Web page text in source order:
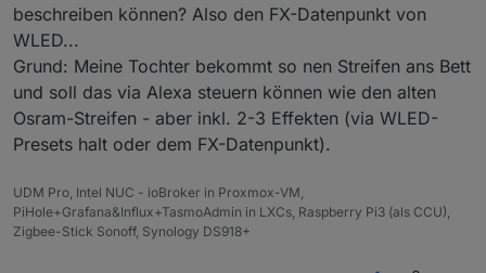
beschreiben können? Also den FX-Datenpunkt von
WLED...
Grund: Meine Tochter bekommt so nen Streifen ans Bett
und soll das via Alexa steuern können wie den alten
Osram-Streifen - aber inkl. 2-3 Effekten (via WLED-
Presets halt oder dem FX-Datenpunkt).
UDM Pro, Intel NUC - ioBroker in Proxmox-VM,
PiHole+Grafana&Influx+TasmoAdmin in LXCs, Raspberry Pi3 (als CCU),
Zigbee-Stick Sonoff, Synology DS918+